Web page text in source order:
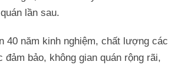
lần sau.
40 năm kinh nghiệm, chất lượng các
đảm bảo, không gian quán rộng rãi,